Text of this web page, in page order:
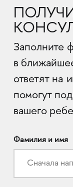
Заполните
в
ответят на
помогут
вашего
Фамилия и имя